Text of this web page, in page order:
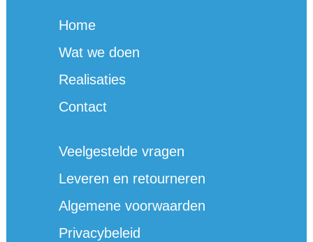
Home
Wat we doen
Realisaties
Contact
Veelgestelde vragen
Leveren en retourneren
Algemene voorwaarden
Privacybeleid